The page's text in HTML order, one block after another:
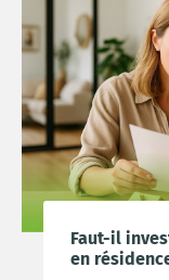
Faut-il
en